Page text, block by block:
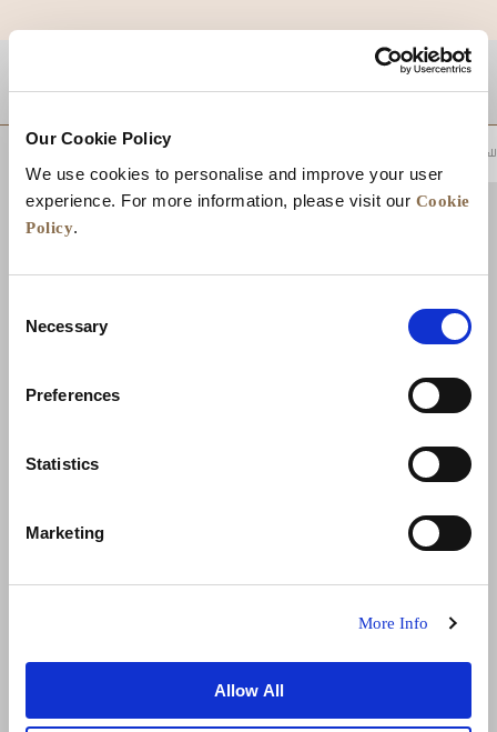
Our Cookie Policy
We use cookies to personalise and improve your user
experience. For more information, please visit our Cookie
Policy.
Selection
Necessary
Preferences
Statistics
Marketing
More Info
Allow All
موقع
للعودة إلى أعلى
الأخبار
ضمان أفضل سعر
إعلان ملفات تعريف الارتباط
خريطة المواقع